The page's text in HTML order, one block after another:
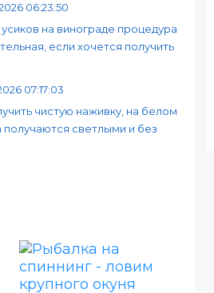
06:23:50
на винограде процедура
если хочется получить
07:17:03
чистую наживку, на белом
получаются светлыми и без